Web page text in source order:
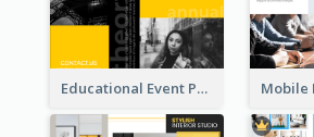
Educational Event Program Bi Fold Brochure